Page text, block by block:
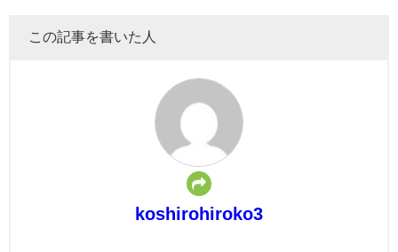
この記事を書いた人
koshirohiroko3